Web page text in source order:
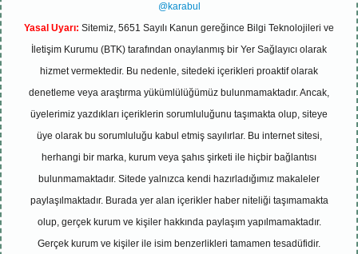
@karabul
Yasal Uyarı: Sitemiz, 5651 Sayılı Kanun gereğince Bilgi Teknolojileri ve
İletişim Kurumu (BTK) tarafından onaylanmış bir Yer Sağlayıcı olarak
hizmet vermektedir. Bu nedenle, sitedeki içerikleri proaktif olarak
denetleme veya araştırma yükümlülüğümüz bulunmamaktadır. Ancak,
üyelerimiz yazdıkları içeriklerin sorumluluğunu taşımakta olup, siteye
üye olarak bu sorumluluğu kabul etmiş sayılırlar. Bu internet sitesi,
herhangi bir marka, kurum veya şahıs şirketi ile hiçbir bağlantısı
bulunmamaktadır. Sitede yalnızca kendi hazırladığımız makaleler
paylaşılmaktadır. Burada yer alan içerikler haber niteliği taşımamakta
olup, gerçek kurum ve kişiler hakkında paylaşım yapılmamaktadır.
Gerçek kurum ve kişiler ile isim benzerlikleri tamamen tesadüfidir.